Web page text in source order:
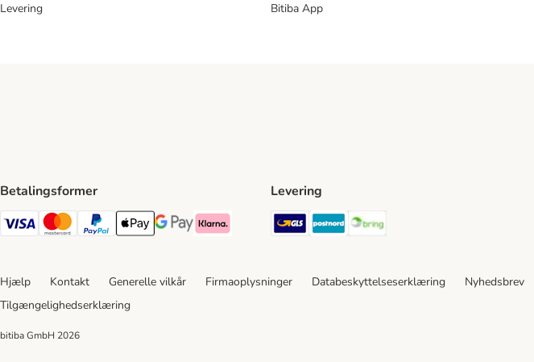
Levering
Bitiba App
Betalingsformer
VISA Payment Method
Mastercard Payment Method
Paypal Payment Method
Apple Pay Payment Method
Google Pay Payment Method
Klarna Payment Method
Levering
GLS Shipping Method
Postnord Shipping Method
Hjælp Kontakt Generelle vilkår Firmaoplysninger Databeskyttelseserklæring Nyhedsbrev
Tilgængelighedserklæring
bitiba GmbH 2026